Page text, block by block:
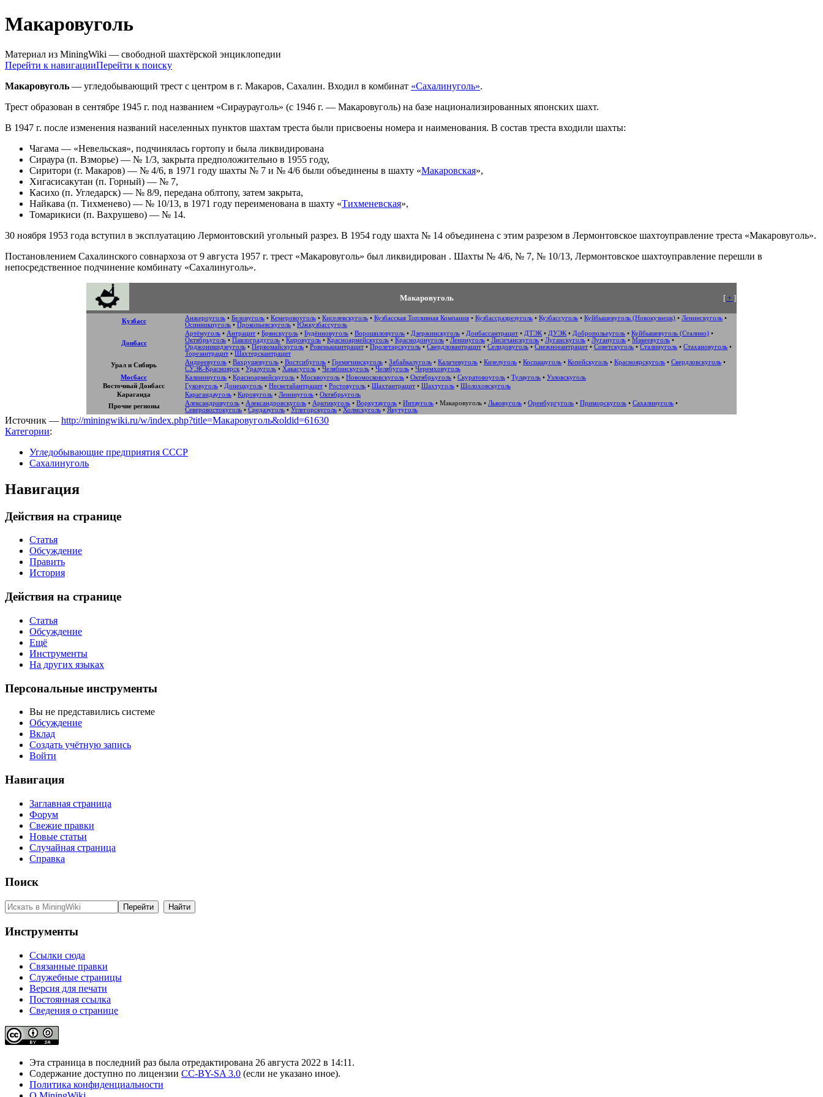
Макаровуголь
Материал из MiningWiki — свободной шахтёрской энциклопедии
Перейти к навигацииПерейти к поиску
Макаровуголь — угледобывающий трест с центром в г. Макаров, Сахалин. Входил в комбинат «Сахалинуголь».
Трест образован в сентябре 1945 г. под названием «Сираурауголь» (с 1946 г. — Макаровуголь) на базе национализированных японских шахт.
В 1947 г. после изменения названий населенных пунктов шахтам треста были присвоены номера и наименования. В состав треста входили шахты:
Чагама — «Невельская», подчинялась гортопу и была ликвидирована
Сираура (п. Взморье) — № 1/3, закрыта предположительно в 1955 году,
Сиритори (г. Макаров) — № 4/6, в 1971 году шахты № 7 и № 4/6 были объединены в шахту «Макаровская»,
Хигасисакутан (п. Горный) — № 7,
Касихо (п. Угледарск) — № 8/9, передана облтопу, затем закрыта,
Найкава (п. Тихменево) — № 10/13, в 1971 году переименована в шахту «Тихменевская»,
Томарикиси (п. Вахрушево) — № 14.
30 ноября 1953 года вступил в эксплуатацию Лермонтовский угольный разрез. В 1954 году шахта № 14 объединена с этим разрезом в Лермонтовское шахтоуправление треста «Макаровуголь».
Постановлением Сахалинского совнархоза от 9 августа 1957 г. трест «Макаровуголь» был ликвидирован . Шахты № 4/6, № 7, № 10/13, Лермонтовское шахтоуправление перешли в
непосредственное подчинение комбинату «Сахалинуголь».
[ + ]
Макаровуголь
Кузбасс Анжероуголь • Беловуголь • Кемеровоуголь • Киселевскуголь • Кузбасская Топливная Компания • Кузбассразрезуголь • Кузбассуголь • Куйбышевуголь (Новокузнецк) • Ленинскуголь •
Осинникиуголь • Прокопьевскуголь • Южкузбассуголь
Донбасс
Артёмуголь • Антрацит • Брянскуголь • Будённовуголь • Ворошиловуголь • Дзержинскуголь • Донбассантрацит • ДТЭК • ДУЭК • Добропольеуголь • Куйбышевуголь (Сталино) •
Октябрьуголь • Павлоградуголь • Кировуголь • Красноармейскуголь • Краснодонуголь • Ленинуголь • Лисичанскуголь • Луганскуголь • Лугануголь • Макеевуголь •
Орджоникидзеуголь • Первомайскуголь • Ровенькиантрацит • Пролетарскуголь • Свердловантрацит • Селидовуголь • Снежноеантрацит • Советскуголь • Сталинуголь • Стахановуголь •
Торезантрацит • Шахтерскантрацит
Урал и Сибирь
Андреевуголь • Вахрушевуголь • Востсибуголь • Гремячинскуголь • Забайкалуголь • Калачевуголь • Кизелуголь • Коспашуголь • Копейскуголь • Красноярскуголь • Свердловскуголь •
СУЭК-Красноярск • Уралуголь • Хакасуголь • Челябинскуголь • Челябуголь • Черемховуголь
Мосбасс
Калининуголь • Красноармейскуголь • Москвоуголь • Новомосковскуголь • Октябрьуголь • Скуратовоуголь • Тулауголь • Узловскуголь
Восточный Донбасс
Гуковуголь • Донецкуголь • Несветайантрацит • Ростовуголь • Шахтантрацит • Шахтуголь • Шолоховскуголь
Караганда
Карагандауголь • Кировуголь • Ленинуголь • Октябрьуголь
Прочие регионы
Александрияуголь • Александровскуголь • Арктикуголь • Воркутауголь • Интауголь • Макаровуголь • Львовуголь • Оренбургуголь • Приморскуголь • Сахалинуголь •
Северовостокуголь • Средазуголь • Углегорскуголь • Холмскуголь • Якутуголь
Источник — http://miningwiki.ru/w/index.php?title=Макаровуголь&oldid=61630
Категории:
Угледобывающие предприятия СССР
Сахалинуголь
Навигация
Действия на странице
Статья
Обсуждение
Править
История
Действия на странице
Статья
Обсуждение
Ещё
Инструменты
На других языках
Персональные инструменты
Вы не представились системе
Обсуждение
Вклад
Создать учётную запись
Войти
Навигация
Заглавная страница
Форум
Свежие правки
Новые статьи
Случайная страница
Справка
Поиск
Инструменты
Ссылки сюда
Связанные правки
Служебные страницы
Версия для печати
Постоянная ссылка
Сведения о странице
Эта страница в последний раз была отредактирована 26 августа 2022 в 14:11.
Содержание доступно по лицензии CC-BY-SA 3.0 (если не указано иное).
Политика конфиденциальности